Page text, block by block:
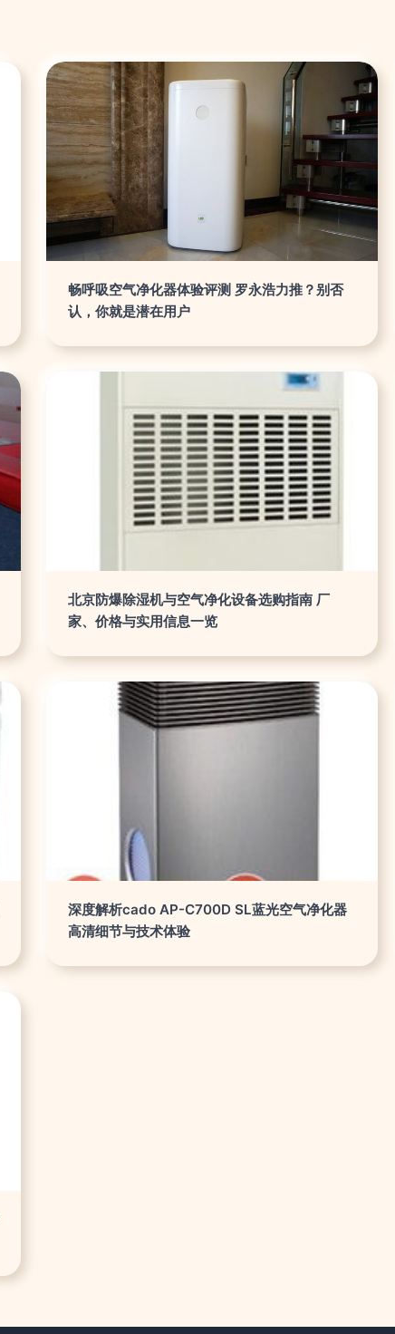
畅呼吸空气净化器体验评测 罗永浩力推？别否
认，你就是潜在用户
北京防爆除湿机与空气净化设备选购指南 厂
家、价格与实用信息一览
深度解析cado AP-C700D SL蓝光空气净化器
高清细节与技术体验